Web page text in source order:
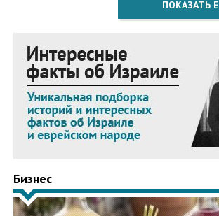
ПОКАЗАТЬ
Бизнес